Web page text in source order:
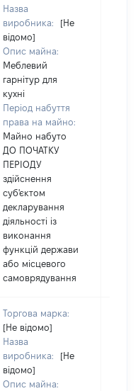
Назва
виробника:
[Не
відомо]
Опис майна:
Меблевий
гарнітур для
кухні
Період набуття
права на майно:
Майно набуто
ДО ПОЧАТКУ
ПЕРІОДУ
здійснення
суб'єктом
декларування
діяльності із
виконання
функцій держави
або місцевого
самоврядування
Торгова марка:
[Не відомо]
Назва
виробника:
[Не
відомо]
Опис майна: